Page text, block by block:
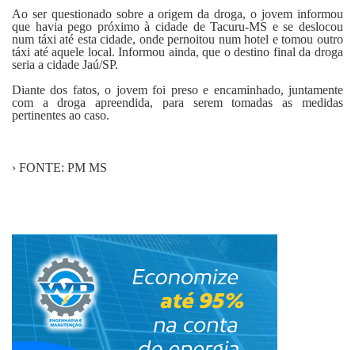
Ao ser questionado sobre a origem da droga, o jovem informou
que havia pego próximo à cidade de Tacuru-MS e se deslocou
num táxi até esta cidade, onde pernoitou num hotel e tomou outro
táxi até aquele local. Informou ainda, que o destino final da droga
seria a cidade Jaú/SP.
Diante dos fatos, o jovem foi preso e encaminhado, juntamente
com a droga apreendida, para serem tomadas as medidas
pertinentes ao caso.
› FONTE: PM MS